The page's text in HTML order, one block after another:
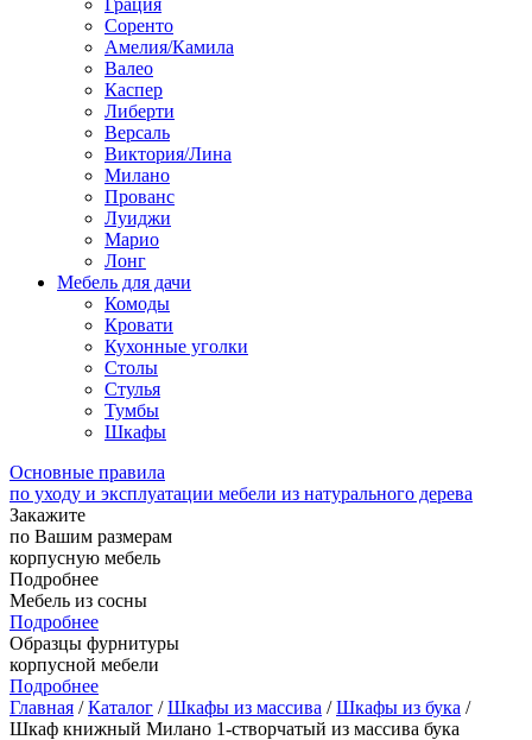
Грация
Соренто
Амелия/Камила
Валео
Каспер
Либерти
Версаль
Виктория/Лина
Милано
Прованс
Луиджи
Марио
Лонг
Мебель для дачи
Комоды
Кровати
Кухонные уголки
Столы
Стулья
Тумбы
Шкафы
Основные правила
по уходу и эксплуатации мебели из натурального дерева
Закажите
по Вашим размерам
корпусную мебель
Подробнее
Мебель из сосны
Подробнее
Образцы фурнитуры
корпусной мебели
Подробнее
Главная /Каталог /Шкафы из массива /Шкафы из бука /
Шкаф книжный Милано 1-створчатый из массива бука